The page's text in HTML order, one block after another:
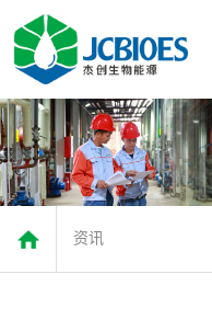
首
杰
创
产
品
市
资讯